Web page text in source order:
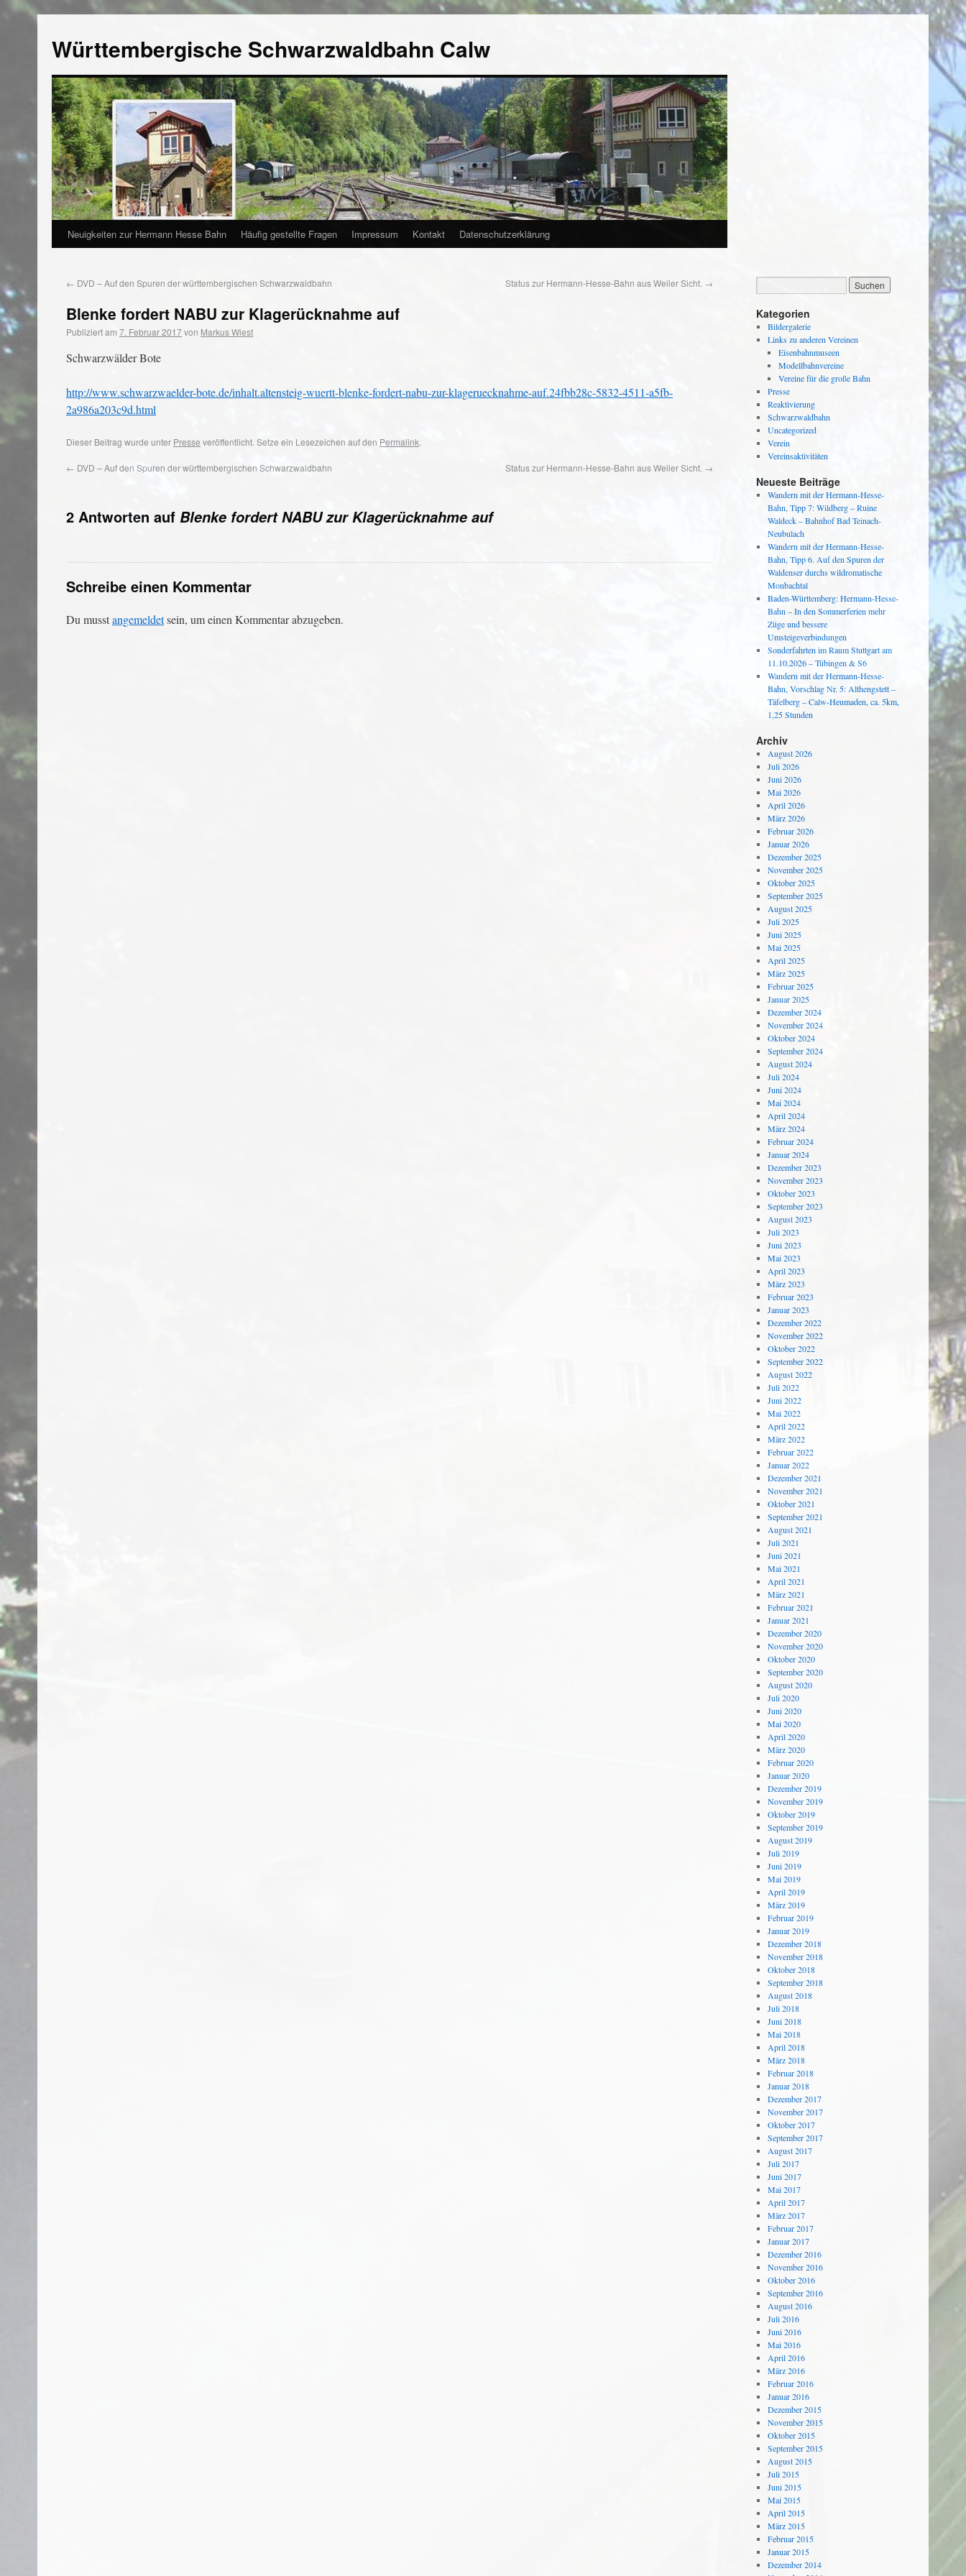
Württembergische Schwarzwaldbahn Calw
Neuigkeiten zur Hermann Hesse Bahn Häufig gestellte Fragen Impressum Kontakt Datenschutzerklärung
← DVD – Auf den Spuren der württembergischen Schwarzwaldbahn Status zur Hermann-Hesse-Bahn aus Weiler Sicht. →
Blenke fordert NABU zur Klagerücknahme auf
Publiziert am 7. Februar 2017von Markus Wiest
Schwarzwälder Bote
http://www.schwarzwaelder-bote.de/inhalt.altensteig-wuertt-blenke-fordert-nabu-zur-klageruecknahme-auf.24fbb28c-5832-4511-a5fb-
2a986a203c9d.html
Dieser Beitrag wurde unter Presse veröffentlicht. Setze ein Lesezeichen auf den Permalink.
← DVD – Auf den Spuren der württembergischen Schwarzwaldbahn Status zur Hermann-Hesse-Bahn aus Weiler Sicht. →
2 Antworten auf Blenke fordert NABU zur Klagerücknahme auf
Schreibe einen Kommentar
Du musstangemeldetsein, um einen Kommentar abzugeben.
Kategorien
Bildergalerie
Links zu anderen Vereinen
Eisenbahnmuseen
Modellbahnvereine
Vereine für die große Bahn
Presse
Reaktivierung
Schwarzwaldbahn
Uncategorized
Verein
Vereinsaktivitäten
Neueste Beiträge
Wandern mit der Hermann-Hesse-
Bahn, Tipp 7: Wildberg – Ruine
Waldeck – Bahnhof Bad Teinach-
Neubulach
Wandern mit der Hermann-Hesse-
Bahn, Tipp 6. Auf den Spuren der
Waldenser durchs wildromatische
Monbachtal
Baden-Württemberg: Hermann-Hesse-
Bahn – In den Sommerferien mehr
Züge und bessere
Umsteigeverbindungen
Sonderfahrten im Raum Stuttgart am
11.10.2026 – Tübingen & S6
Wandern mit der Hermann-Hesse-
Bahn, Vorschlag Nr. 5: Althengstett –
Täfelberg – Calw-Heumaden, ca. 5km,
1,25 Stunden
Archiv
August 2026
Juli 2026
Juni 2026
Mai 2026
April 2026
März 2026
Februar 2026
Januar 2026
Dezember 2025
November 2025
Oktober 2025
September 2025
August 2025
Juli 2025
Juni 2025
Mai 2025
April 2025
März 2025
Februar 2025
Januar 2025
Dezember 2024
November 2024
Oktober 2024
September 2024
August 2024
Juli 2024
Juni 2024
Mai 2024
April 2024
März 2024
Februar 2024
Januar 2024
Dezember 2023
November 2023
Oktober 2023
September 2023
August 2023
Juli 2023
Juni 2023
Mai 2023
April 2023
März 2023
Februar 2023
Januar 2023
Dezember 2022
November 2022
Oktober 2022
September 2022
August 2022
Juli 2022
Juni 2022
Mai 2022
April 2022
März 2022
Februar 2022
Januar 2022
Dezember 2021
November 2021
Oktober 2021
September 2021
August 2021
Juli 2021
Juni 2021
Mai 2021
April 2021
März 2021
Februar 2021
Januar 2021
Dezember 2020
November 2020
Oktober 2020
September 2020
August 2020
Juli 2020
Juni 2020
Mai 2020
April 2020
März 2020
Februar 2020
Januar 2020
Dezember 2019
November 2019
Oktober 2019
September 2019
August 2019
Juli 2019
Juni 2019
Mai 2019
April 2019
März 2019
Februar 2019
Januar 2019
Dezember 2018
November 2018
Oktober 2018
September 2018
August 2018
Juli 2018
Juni 2018
Mai 2018
April 2018
März 2018
Februar 2018
Januar 2018
Dezember 2017
November 2017
Oktober 2017
September 2017
August 2017
Juli 2017
Juni 2017
Mai 2017
April 2017
März 2017
Februar 2017
Januar 2017
Dezember 2016
November 2016
Oktober 2016
September 2016
August 2016
Juli 2016
Juni 2016
Mai 2016
April 2016
März 2016
Februar 2016
Januar 2016
Dezember 2015
November 2015
Oktober 2015
September 2015
August 2015
Juli 2015
Juni 2015
Mai 2015
April 2015
März 2015
Februar 2015
Januar 2015
Dezember 2014